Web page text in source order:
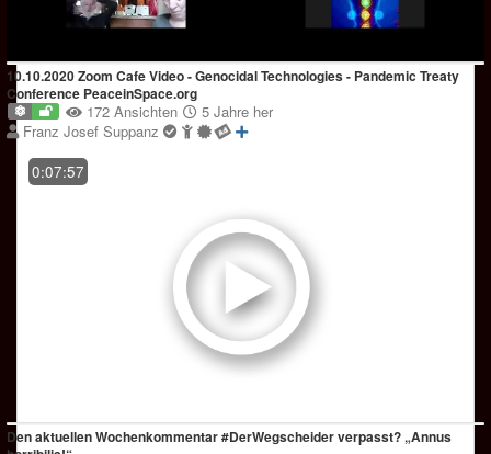
10.10.2020 Zoom Cafe Video - Genocidal Technologies - Pandemic Treaty
Conference PeaceinSpace.org
172 Ansichten
5 Jahre her
Franz Josef Suppanz
0:07:57
Den aktuellen Wochenkommentar #DerWegscheider verpasst? „Annus